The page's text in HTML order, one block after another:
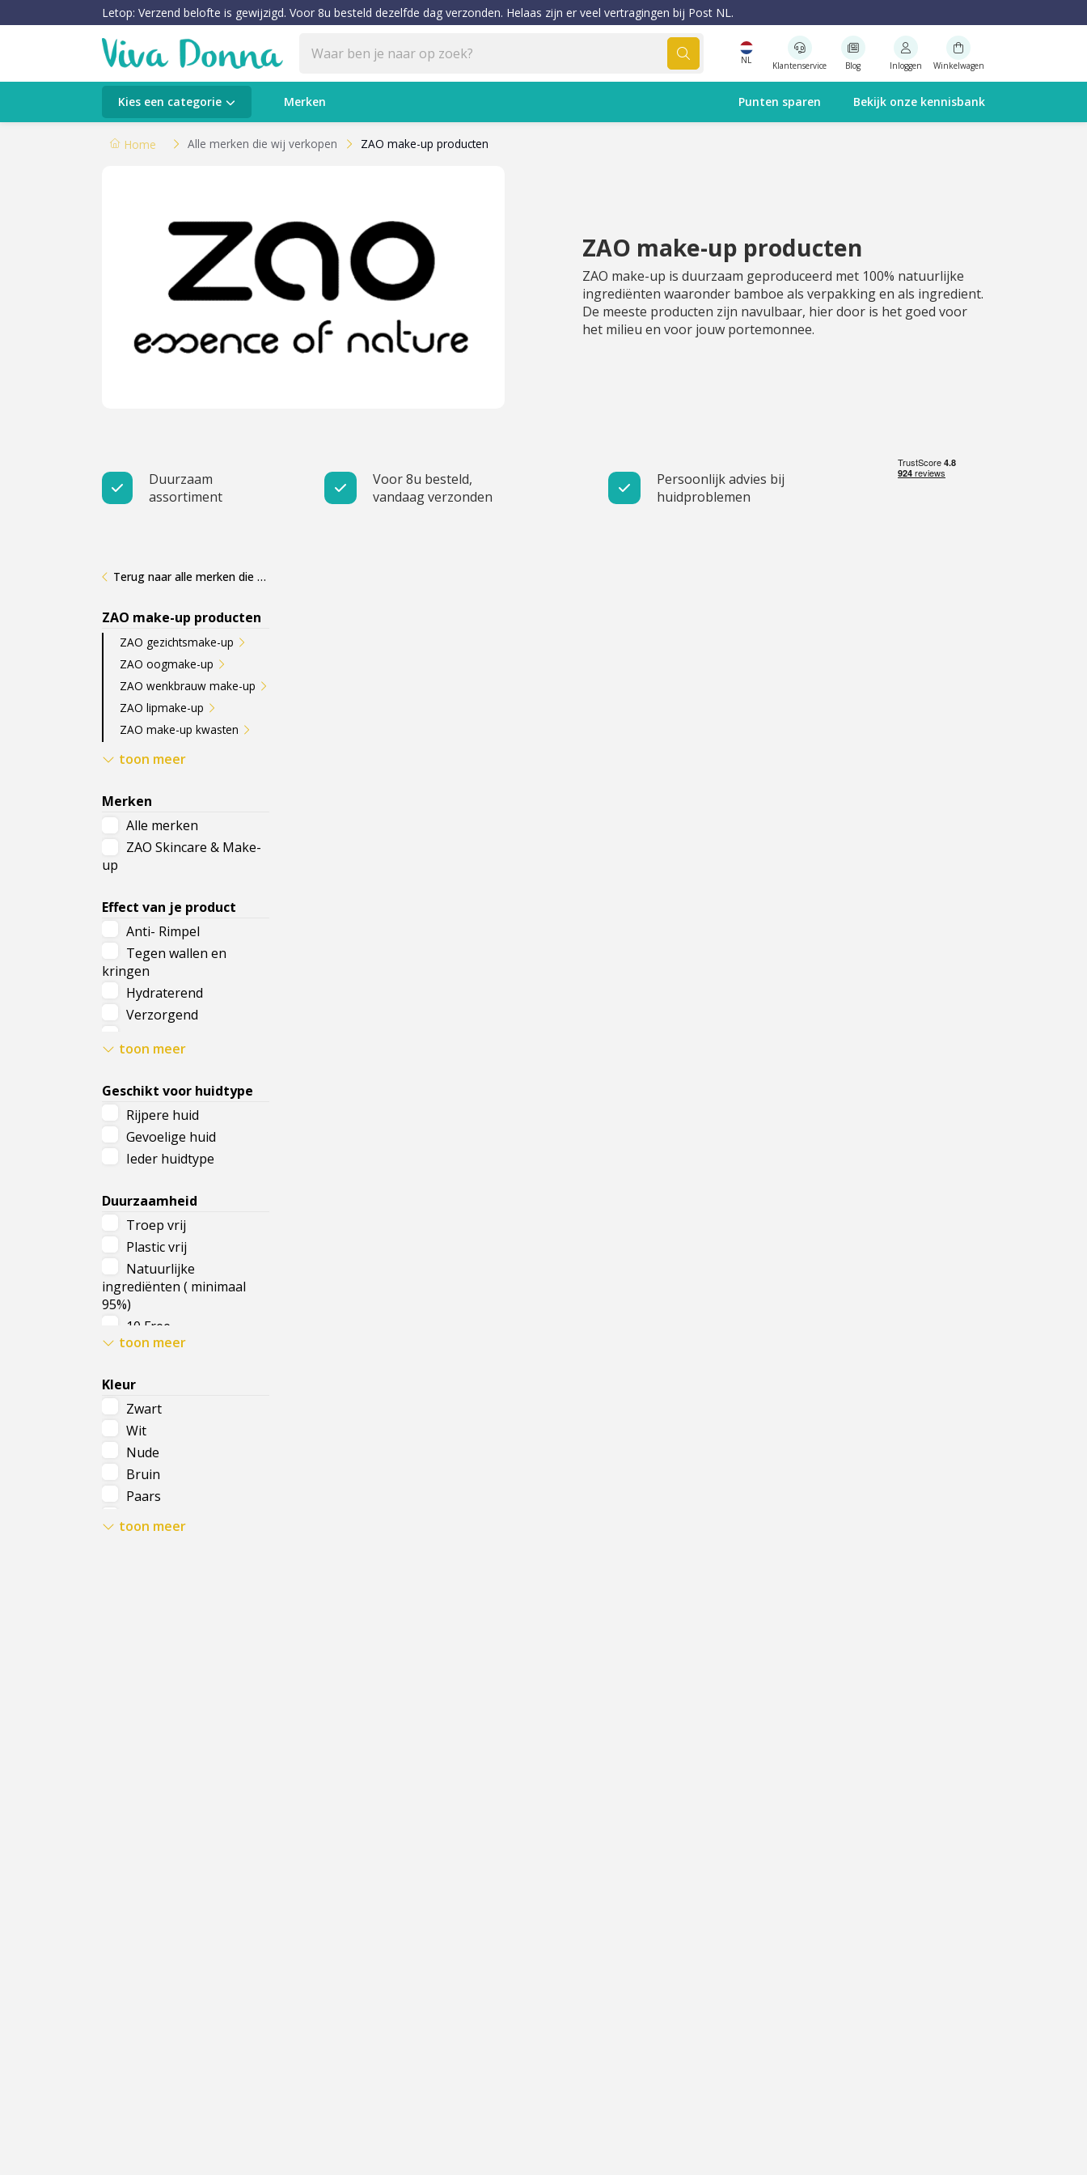
Letop: Verzend belofte is gewijzigd. Voor 8u besteld dezelfde dag verzonden. Helaas zijn er veel vertragingen bij Post NL.
NL Klantenservice Blog Inloggen Winkelwagen
Kies een categorie Merken Punten sparen Bekijk onze kennisbank
Categorieën
Verzorging
Huidtypes & Huidcondities
Baby & Kids
Voeding & Gezondheid
Sale
Schrijf je nu in voor Beauty News
Home Alle merken die wij verkopen ZAO make-up producten
ZAO make-up producten
ZAO make-up is duurzaam geproduceerd met 100% natuurlijke
ingrediënten waaronder bamboe als verpakking en als ingredient.
De meeste producten zijn navulbaar, hier door is het goed voor
het milieu en voor jouw portemonnee.
Duurzaam
assortiment
Voor 8u besteld,
vandaag verzonden
Persoonlijk advies bij
huidproblemen
Terug naar alle merken die wij verkopen
ZAO make-up producten
ZAO gezichtsmake-up
ZAO oogmake-up
ZAO wenkbrauw make-up
ZAO lipmake-up
ZAO make-up kwasten
ZAO reinigingsproducten
ZAO nagelverzorging
ZAO navullingen
ZAO huidverzorging
ZAO Zonnebrand
reinigingsdoekjes
toon meer
Merken
Alle merken
ZAO Skincare & Make-
up
Effect van je product
Anti- Rimpel
Tegen wallen en
kringen
Hydraterend
Verzorgend
Kalmerend
Met SPF
Tegen huidverslapping
Gezwollen oogleden
toon meer
Geschikt voor huidtype
Rijpere huid
Gevoelige huid
Ieder huidtype
Duurzaamheid
Troep vrij
Plastic vrij
Natuurlijke
ingrediënten ( minimaal
95%)
10 Free
Vegan
siliconen
Natuurlijke zonnefilter
Parfum vrij
toon meer
Kleur
Zwart
Wit
Nude
Bruin
Paars
toon meer